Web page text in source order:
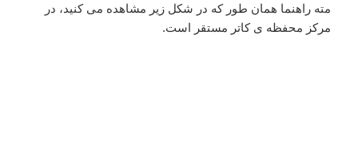
مته راهنما همان طور که در شکل زیر مشاهده می کنید، در
مرکز محفظه ی کاتر مستقر است.